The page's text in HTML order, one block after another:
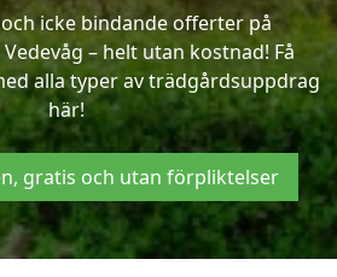
icke bindande offerter på
– helt utan kostnad! Få
alla typer av trädgårdsuppdrag
här!
gratis och utan förpliktelser